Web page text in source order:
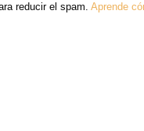
reducir el spam.Aprende